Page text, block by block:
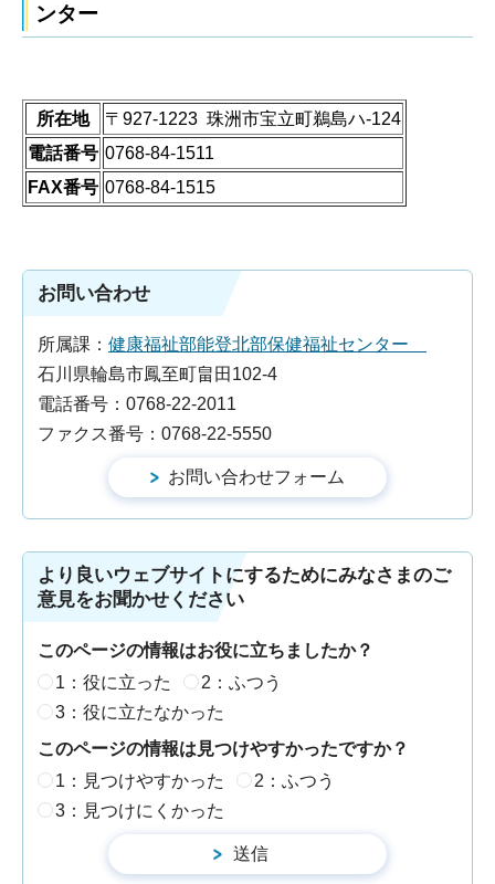
ンター
所在地
〒927-1223 珠洲市宝立町鵜島ハ-124
電話番号 0768-84-1511
FAX番号 0768-84-1515
お問い合わせ
所属課： 健康福祉部能登北部保健福祉センター
石川県輪島市鳳至町畠田102-4
電話番号：0768-22-2011
ファクス番号：0768-22-5550
より良いウェブサイトにするためにみなさまのご
意見をお聞かせください
このページの情報はお役に立ちましたか？
1：役に立った
2：ふつう
3：役に立たなかった
このページの情報は見つけやすかったですか？
1：見つけやすかった
2：ふつう
3：見つけにくかった